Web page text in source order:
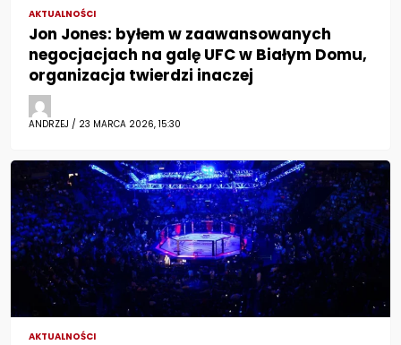
AKTUALNOŚCI
Jon Jones: byłem w zaawansowanych
negocjacjach na galę UFC w Białym Domu,
organizacja twierdzi inaczej
ANDRZEJ / 23 MARCA 2026, 15:30
AKTUALNOŚCI